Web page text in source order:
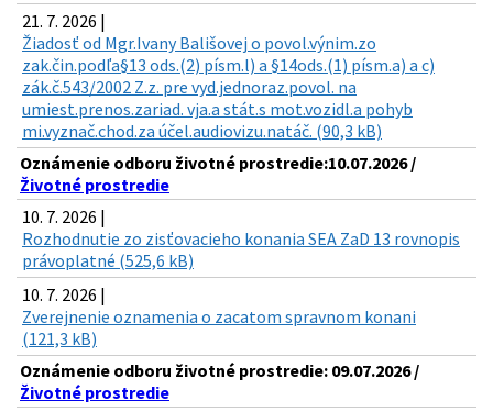
21. 7. 2026 |
Žiadosť od Mgr.Ivany Bališovej o povol.výnim.zo
zak.čin.podľa§13 ods.(2) písm.l) a §14ods.(1) písm.a) a c)
zák.č.543/2002 Z.z. pre vyd.jednoraz.povol. na
umiest.prenos.zariad. vja.a stát.s mot.vozidl.a pohyb
mi.vyznač.chod.za účel.audiovizu.natáč. (90,3 kB)
Oznámenie odboru životné prostredie:10.07.2026 /
Životné prostredie
10. 7. 2026 |
Rozhodnutie zo zisťovacieho konania SEA ZaD 13 rovnopis
právoplatné (525,6 kB)
10. 7. 2026 |
Zverejnenie oznamenia o zacatom spravnom konani
(121,3 kB)
Oznámenie odboru životné prostredie: 09.07.2026 /
Životné prostredie